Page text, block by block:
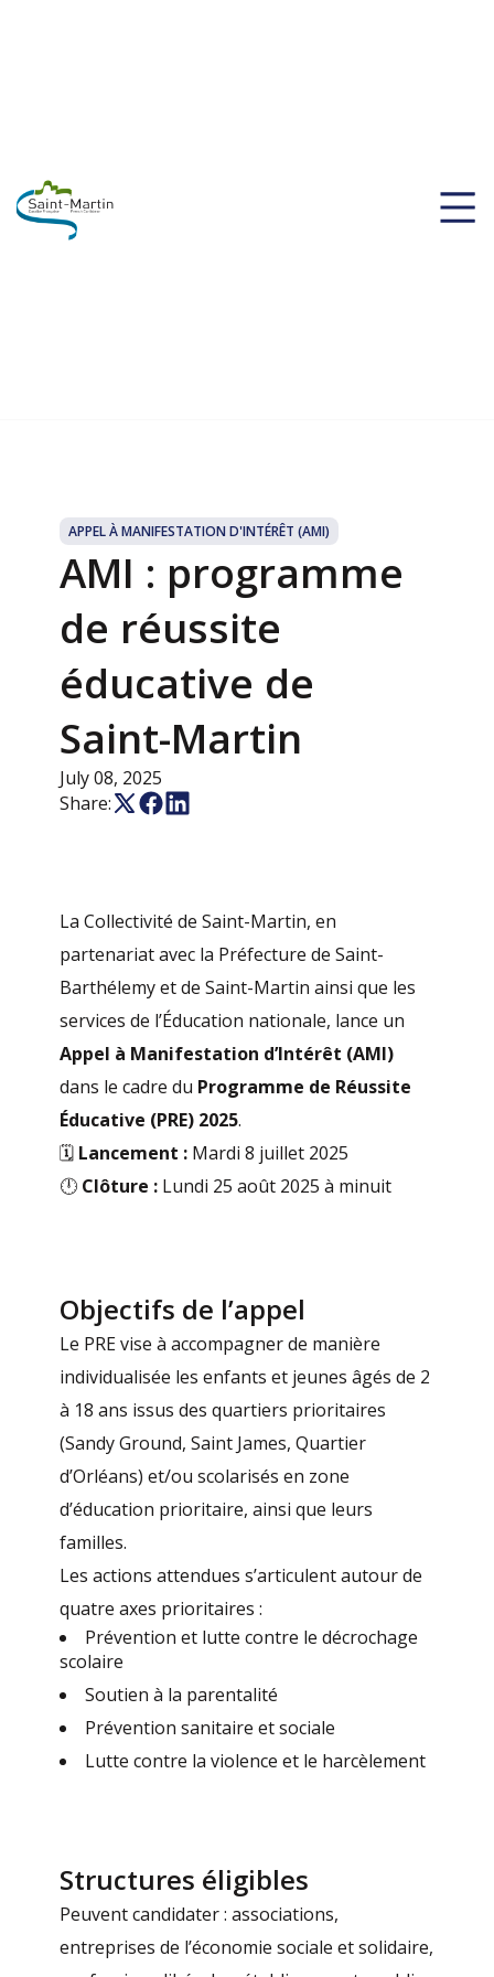
APPEL À MANIFESTATION D'INTÉRÊT (AMI)
AMI : programme
de réussite
éducative de
Saint-Martin
July 08, 2025
Share:
La Collectivité de Saint-Martin, en
partenariat avec la Préfecture de Saint-
Barthélemy et de Saint-Martin ainsi que les
services de l’Éducation nationale, lance un
Appel à Manifestation d’Intérêt (AMI)
dans le cadre du Programme de Réussite
Éducative (PRE) 2025.
🗓️ Lancement : Mardi 8 juillet 2025
🕛 Clôture : Lundi 25 août 2025 à minuit
Objectifs de l’appel
Le PRE vise à accompagner de manière
individualisée les enfants et jeunes âgés de 2
à 18 ans issus des quartiers prioritaires
(Sandy Ground, Saint James, Quartier
d’Orléans) et/ou scolarisés en zone
d’éducation prioritaire, ainsi que leurs
familles.
Les actions attendues s’articulent autour de
quatre axes prioritaires :
Prévention et lutte contre le décrochage
scolaire
Soutien à la parentalité
Prévention sanitaire et sociale
Lutte contre la violence et le harcèlement
Structures éligibles
Peuvent candidater : associations,
entreprises de l’économie sociale et solidaire,